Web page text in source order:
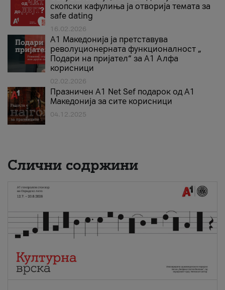
скопски кафулиња ја отворија темата за
safe dating
16.02.2026
А1 Македонија ја претставува
револуционерната функционалност „
Подари на пријател“ за А1 Алфа
корисници
02.02.2026
Празничен A1 Net Sеf подарок од А1
Македонија за сите корисници
04.12.2025
Слични содржини